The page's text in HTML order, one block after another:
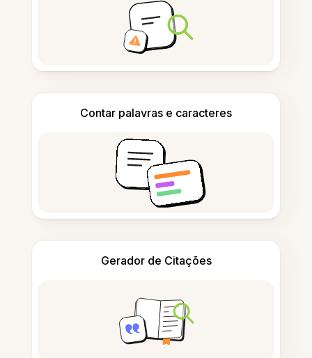
Contar palavras e caracteres
Gerador de Citações